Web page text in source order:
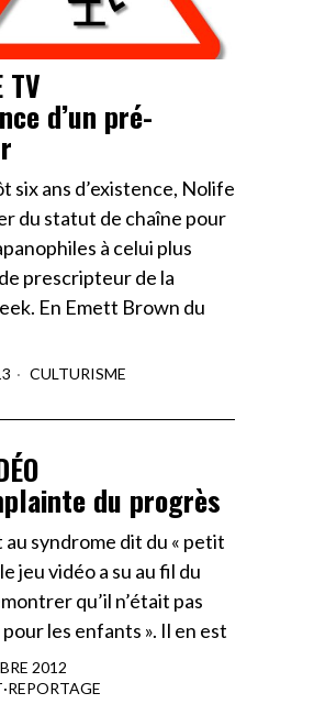
TV
d’un pré-
six ans d’existence, Nolife
du statut de chaîne pour
à celui plus
prescripteur de la
En Emett Brown du
CULTURISME
du progrès
au syndrome dit du « petit
jeu vidéo a su au fil du
qu’il n’était pas
les enfants ». Il en est
2012
·REPORTAGE